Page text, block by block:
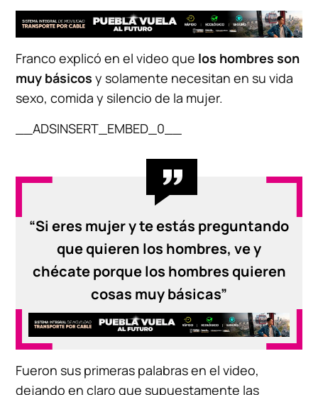
Franco explicó en el video que los hombres son
muy básicos y solamente necesitan en su vida
sexo, comida y silencio de la mujer.
__ADSINSERT_EMBED_0__
“Si eres mujer y te estás preguntando
que quieren los hombres, ve y
chécate porque los hombres quieren
cosas muy básicas”
Fueron sus primeras palabras en el video,
dejando en claro que supuestamente las